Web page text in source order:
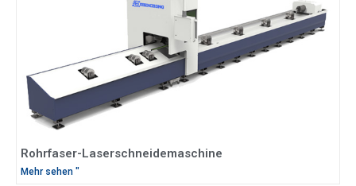
Rohrfaser-Laserschneidemaschine
Mehr sehen "